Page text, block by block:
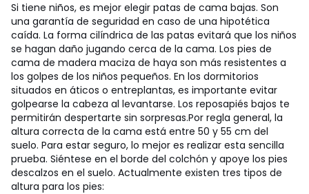
Si tiene niños, es mejor elegir patas de cama bajas. Son
una garantía de seguridad en caso de una hipotética
caída. La forma cilíndrica de las patas evitará que los niños
se hagan daño jugando cerca de la cama. Los pies de
cama de madera maciza de haya son más resistentes a
los golpes de los niños pequeños. En los dormitorios
situados en áticos o entreplantas, es importante evitar
golpearse la cabeza al levantarse. Los reposapiés bajos te
permitirán despertarte sin sorpresas.Por regla general, la
altura correcta de la cama está entre 50 y 55 cm del
suelo. Para estar seguro, lo mejor es realizar esta sencilla
prueba. Siéntese en el borde del colchón y apoye los pies
descalzos en el suelo. Actualmente existen tres tipos de
altura para los pies: